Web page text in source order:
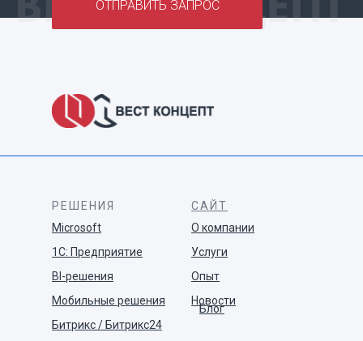
ОТПРАВИТЬ ЗАПРОС
РЕШЕНИЯ
Microsoft
1С: Предприятие
BI-решения
Мобильные решения
Битрикс / Битрикс24
САЙТ
О компании
Услуги
Опыт
Новости
Блог